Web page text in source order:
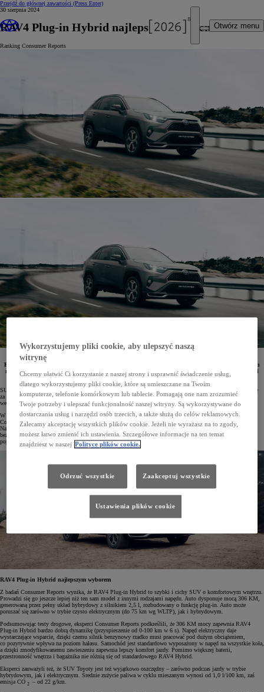
Przejdź do głównej zawartości (Press Enter)
Otwórz menu
30 sierpnia 2024
RAV4 Plug-in Hybrid najlepszym SUV-em
Ranking Consumer Reports
RAV4 Plug-in Hybrid zajął czołowe miejsce w zestawieniu 10 najlepszych SUV-ów wg Consumer
Reports. Ranking tej niezależnej organizacji konsumenckiej opiera się na podsumowaniu wszystkich
realizowanych przez nią badań, w tym tych dotyczących niezawodności, bezpieczeństwa i satysfakcji
klienta.
SUV-y cieszą się dużą popularnością wśród kierowców w USA, a wszystko to ze względu na wysoką pozycję
za kierownicą, napęd na cztery koła i przestronne, rodzinne wnętrze. Wiele z nich w swojej gamie posiada
wersje hybrydowe, które wykazują zużycie paliwa porównywalne ze średniej wielkości sedanami.
W najnowszym rankingu najlepszych SUV-ów, przygotowanym przez niezależną organizację konsumencką
Consumer Reports, pierwsze miejsce zajął RAV4 Plug-in Hybrid. Model otrzymał łącznie 89 punktów.
Na punktację tę złożyły się wyniki wszystkich szczegółowych badań i testów, a także badania niezawodności,
bezpieczeństwa, zużycia paliwa oraz satysfakcji klienta. W analizie uwzględniono wszystkie SUV-y
popularnych marek oferowane na amerykańskim rynku.
RAV4 Plug-in Hybrid najlepszym wyborem
Z badań Consumer Reports wynika, że RAV4 Plug-in Hybrid to szybki i cichy SUV o komfortowym wnętrzu.
Prowadzi się go jeszcze lepiej niż ten sam model z innymi rodzajami napędu. Auto dysponuje mocą 306 KM,
generowaną przez pełny układ hybrydowy z silnikiem 2,5 l, rozbudowany o funkcję plug-in. Auto może
poruszać się zarówno w trybie czysto elektrycznym (do 75 km wg WLTP), jak i hybrydowym.
Podsumowując testy drogowe, eksperci Consumer Reports podkreślili, że 306 KM mocy zapewnia RAV4
Plug-in Hybrid bardzo dobrą dynamikę (przyspieszenie od 0-100 km w 6 s). Napęd elektryczny daje
wystarczające wsparcie, dzięki czemu silnik benzynowy rzadko musi pracować pod dużym obciążeniem,
co pozytywnie wpływa na poziom hałasu. Samochód jest standardowo wyposażony w napęd na wszystkie koła,
a dzięki zmodyfikowanemu zawieszeniu zapewnia lepszy komfort jazdy. Pomimo większej baterii,
przestronność wnętrza i bagażnika nie różnią się od standardowego RAV4 Hybrid.
Eksperci zauważyli też, że SUV Toyoty jest też wyjątkowo oszczędny – zarówno podczas jazdy w trybie
hybrydowym, jak i elektrycznym. Średnie zużycie paliwa w cyklu mieszanym wynosi od 1,0 l/100 km, zaś
emisja CO 2 – od 22 g/km.
Wykorzystujemy pliki cookie, aby ulepszyć naszą
witrynę
Chcemy ułatwić Ci korzystanie z naszej strony i usprawnić świadczenie usług,
dlatego wykorzystujemy pliki cookie, które są umieszczane na Twoim
komputerze, telefonie komórkowym lub tablecie. Pomagają one nam zrozumieć
Twoje potrzeby i ulepszać funkcjonalność naszej witryny. Są wykorzystywane do
dostarczania usług i narzędzi osób trzecich, a także służą do celów reklamowych.
Zalecamy akceptację wszystkich plików cookie. Jeżeli nie wyrażasz na to zgody,
możesz łatwo zmienić ich ustawienia. Szczegółowe informacje na ten temat
znajdziesz w naszej Polityce plików cookie.
Odrzuć wszystkie Zaakceptuj wszystkie
Ustawienia plików cookie